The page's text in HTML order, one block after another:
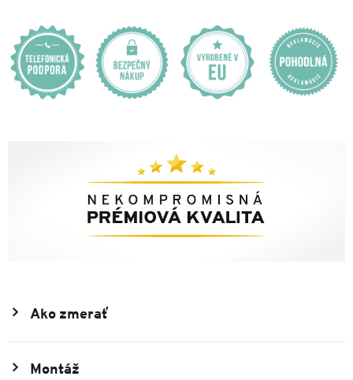
Ako zmerať
Montáž